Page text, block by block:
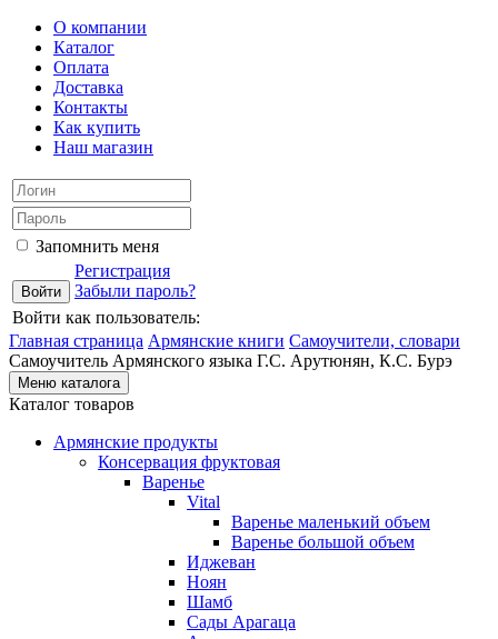
О компании
Каталог
Оплата
Доставка
Контакты
Как купить
Наш магазин
Запомнить меня
Регистрация
Забыли пароль?
Войти как пользователь:
Главная страница Армянские книги Самоучители, словари
Самоучитель Армянского языка Г.С. Арутюнян, К.С. Бурэ
Меню каталога
Каталог товаров
Армянские продукты
Консервация фруктовая
Варенье
Vital
Варенье маленький объем
Варенье большой объем
Иджеван
Ноян
Шамб
Сады Арагаца